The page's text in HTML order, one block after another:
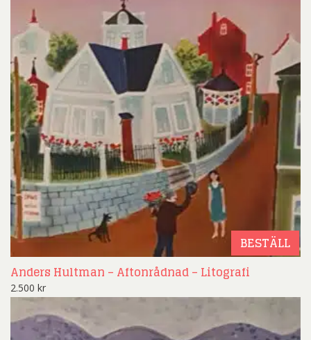
BESTÄLL
Anders Hultman – Aftonrådnad – Litografi
2.500 kr